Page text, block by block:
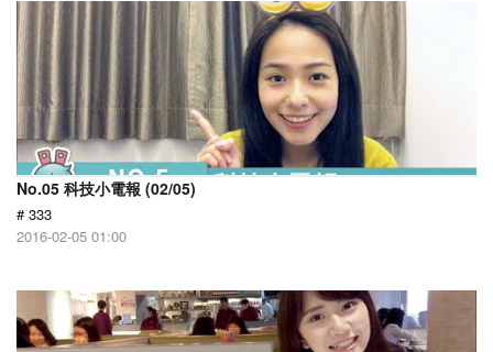
No.05 科技小電報 (02/05)
# 333
2016-02-05 01:00